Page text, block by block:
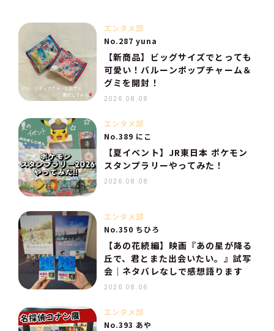
エンタメ部
No.287 yuna
【新商品】ビッグサイズでとっても
可愛い！バルーンポップチャーム＆
グミを開封！
2026.08.08
エンタメ部
No.389 にこ
【夏イベント】JR東日本 ポケモン
スタンプラリーやってみた！
2026.08.08
エンタメ部
No.350 ちひろ
【あの花続編】映画『あの星が降る
丘で、君とまた出会いたい。』試写
会｜ネタバレなしで感想語ります
2026.08.06
エンタメ部
No.393 あや